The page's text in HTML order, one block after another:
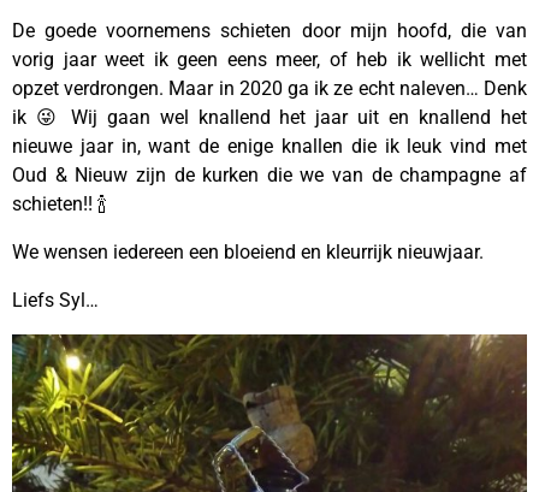
De goede voornemens schieten door mijn hoofd, die van
vorig jaar weet ik geen eens meer, of heb ik wellicht met
opzet verdrongen. Maar in 2020 ga ik ze echt naleven… Denk
ik 😜 Wij gaan wel knallend het jaar uit en knallend het
nieuwe jaar in, want de enige knallen die ik leuk vind met
Oud & Nieuw zijn de kurken die we van de champagne af
schieten!! 🍾
We wensen iedereen een bloeiend en kleurrijk nieuwjaar.
Liefs Syl…